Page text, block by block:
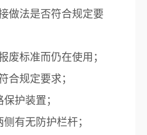
做法是否符合规定要
废标准而仍在使用；
合规定要求；
护装置；
有无防护栏杆；